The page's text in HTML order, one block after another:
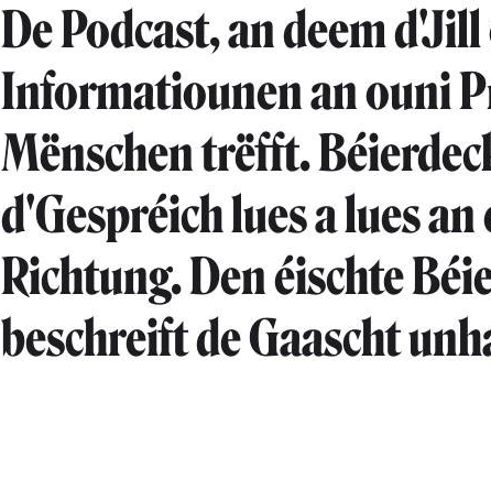
De Podcast, an deem
Informatiounen an ouni
Mënschen trëfft.
d'Gespréich lues a lues an
Richtung. Den éischte
beschreift de Gaascht